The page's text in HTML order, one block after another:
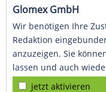
Glomex GmbH
Wir benötigen Ihre
Redaktion
anzuzeigen. Sie
lassen und auch
jetzt aktivieren